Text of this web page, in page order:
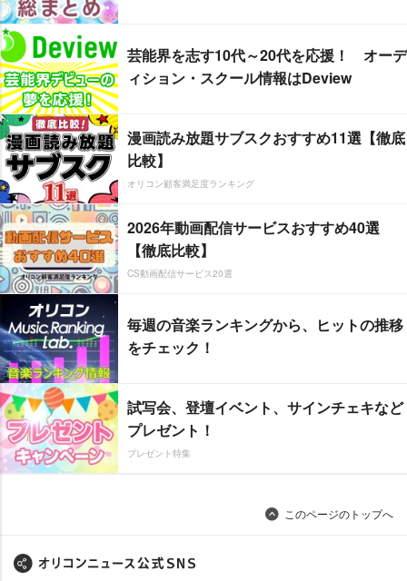
芸能界を志す10代～20代を応援！ オーデ
ィション・スクール情報はDeview
漫画読み放題サブスクおすすめ11選【徹底
比較】
オリコン顧客満足度ランキング
2026年動画配信サービスおすすめ40選
【徹底比較】
CS動画配信サービス20選
毎週の音楽ランキングから、ヒットの推移
をチェック！
試写会、登壇イベント、サインチェキなど
プレゼント！
プレゼント特集
このページのトップへ